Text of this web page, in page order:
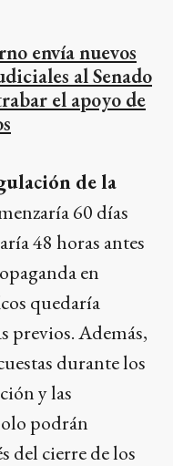
envía nuevos
al Senado
el apoyo de
de la
60 días
48 horas antes
en
quedaría
previos. Además,
durante los
y las
podrán
del cierre de los